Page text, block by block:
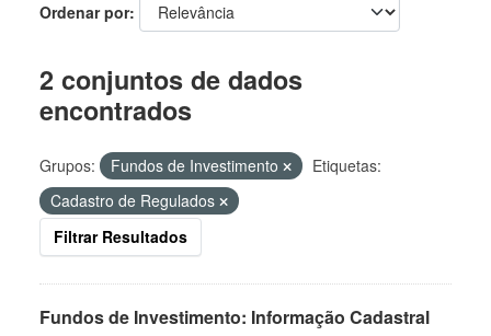
Ordenar por
2 conjuntos de dados
encontrados
Grupos: Fundos de Investimento
Etiquetas:
Cadastro de Regulados
Filtrar Resultados
Fundos de Investimento: Informação Cadastral